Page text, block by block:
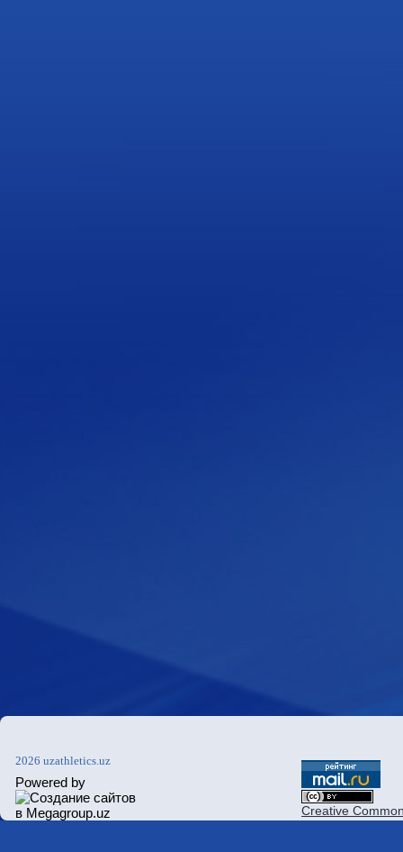
2026 uzathletics.uz
Powered by
Creative